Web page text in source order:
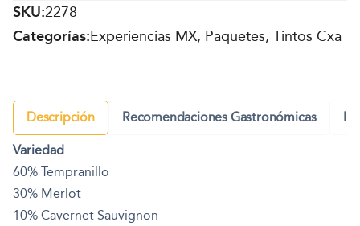
SKU:2278
Categorías:Experiencias MX, Paquetes, Tintos Cxa
Descripción Recomendaciones Gastronómicas
Variedad
60% Tempranillo
30% Merlot
10% Cavernet Sauvignon